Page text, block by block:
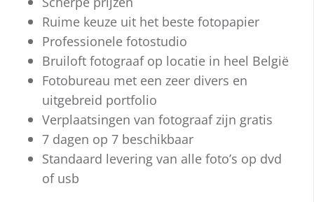
Ruime keuze uit het beste fotopapier
Professionele fotostudio
Bruiloft fotograaf op locatie in heel België
Fotobureau met een zeer divers en
uitgebreid portfolio
Verplaatsingen van fotograaf zijn gratis
7 dagen op 7 beschikbaar
Standaard levering van alle foto’s op dvd
of usb